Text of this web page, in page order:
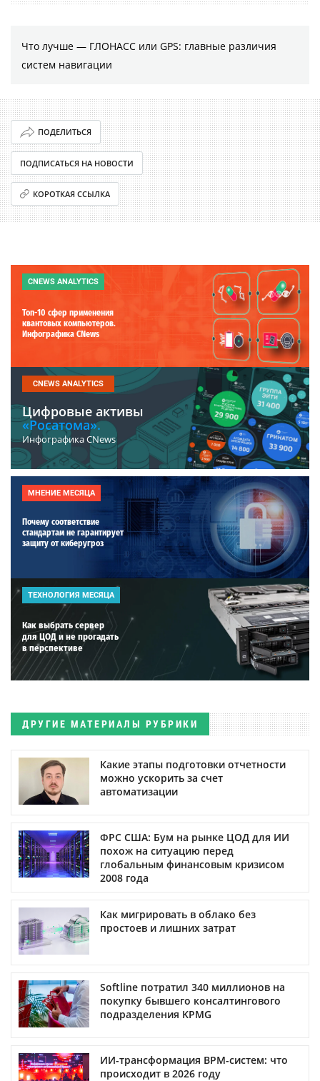
Что лучше — ГЛОНАСС или GPS: главные различия
систем навигации
ПОДЕЛИТЬСЯ
ПОДПИСАТЬСЯ НА НОВОСТИ
КОРОТКАЯ ССЫЛКА
CNEWS ANALYTICS
Топ-10 сфер применения
квантовых компьютеров.
Инфографика CNews
CNEWS ANALYTICS
Цифровые активы
«Росатома».
Инфографика CNews
МНЕНИЕ МЕСЯЦА
Почему соответствие
стандартам не гарантирует
защиту от киберугроз
ТЕХНОЛОГИЯ МЕСЯЦА
Как выбрать сервер
для ЦОД и не прогадать
в перспективе
ДРУГИЕ МАТЕРИАЛЫ РУБРИКИ
Какие этапы подготовки отчетности
можно ускорить за счет
автоматизации
ФРС США: Бум на рынке ЦОД для ИИ
похож на ситуацию перед
глобальным финансовым кризисом
2008 года
Как мигрировать в облако без
простоев и лишних затрат
Softline потратил 340 миллионов на
покупку бывшего консалтингового
подразделения KPMG
ИИ-трансформация BPM-систем: что
происходит в 2026 году